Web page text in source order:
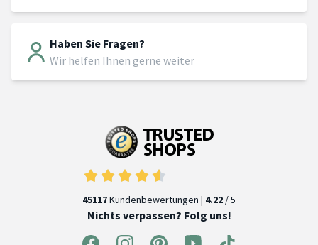
Haben Sie Fragen?
Wir helfen Ihnen gerne weiter
45117Kundenbewertungen | 4.22 / 5
Nichts verpassen? Folg uns!